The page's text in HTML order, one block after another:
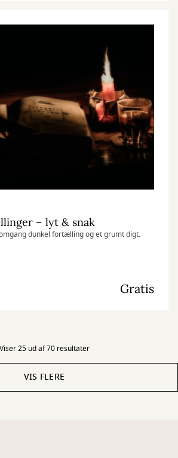
– lyt & snak
dunkel fortælling og et grumt digt.
Gratis
Viser 25 ud af 70 resultater
VIS FLERE